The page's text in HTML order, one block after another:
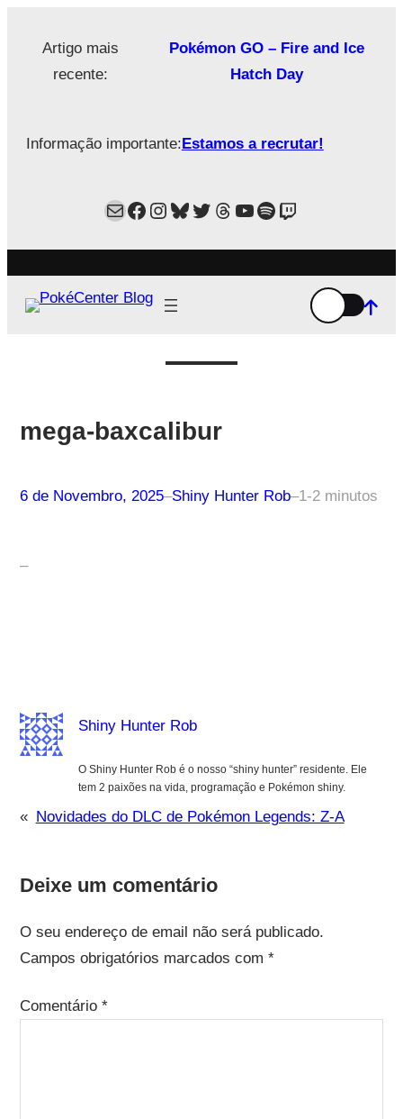
Artigo mais
recente:
Pokémon GO – Fire and Ice
Hatch Day
Informação importante:Estamos a recrutar!
MailFacebook
Instagram
Bluesky
Twitter
Estamos no Threads!
YouTube
Spotify
Twitch
mega-baxcalibur
6 de Novembro, 2025–Shiny Hunter Rob–1-2 minutos
–
Shiny Hunter Rob
O Shiny Hunter Rob é o nosso “shiny hunter” residente. Ele
tem 2 paixões na vida, programação e Pokémon shiny.
« Novidades do DLC de Pokémon Legends: Z-A
Deixe um comentário
O seu endereço de email não será publicado.
Campos obrigatórios marcados com *
Comentário *